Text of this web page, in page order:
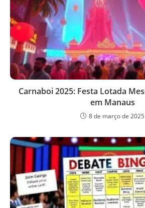
Carnaboi 2025: Festa Lotada
em Manaus
8 de março de 2025